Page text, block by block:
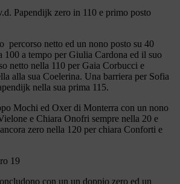
Papendijk zero in 110 e primo posto
percorso netto ed un nono posto su 40
100 a tempo per Giulia Cardona ed il suo
netto nella 110 per Gaia Corbucci e
alla sua Coelerina. Una barriera per Sofia
nella sua prima 115.
Mochi ed Oxer di Monterra con un nono
e Chiara Onofri sempre nella 20 e
zero nella 120 per chiara Conforti e
19
con un un doppio zero ed un